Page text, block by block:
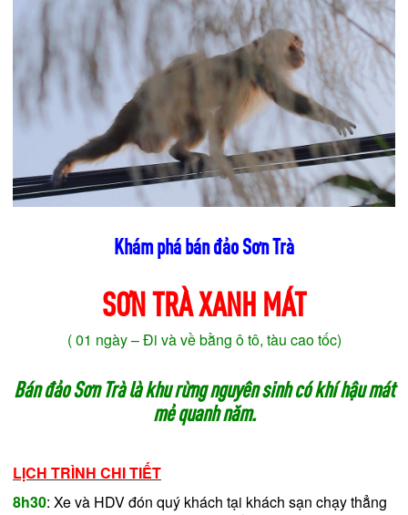
Khám phá bán đảo Sơn Trà
SƠN TRÀ XANH MÁT
( 01 ngày – Đi và về bằng ô tô, tàu cao tốc)
Bán đảo Sơn Trà là khu rừng nguyên sinh có khí hậu mát
mẻ quanh năm.
LỊCH TRÌNH CHI TIẾT
8h30: Xe và HDV đón quý khách tại khách sạn chạy thẳng